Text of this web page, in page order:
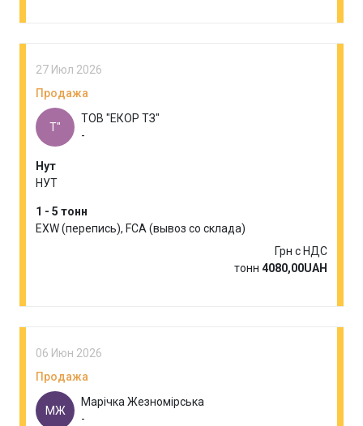
27 Июл 2026
Продажа
Т"
ТОВ "ЕКОР ТЗ"
-
Нут
НУТ
1 - 5 тонн
EXW (перепись), FCA (вывоз со склада)
Грн с НДС
тонн 4080,00UAH
06 Июн 2026
Продажа
МЖ
Марічка Жезномірська
-